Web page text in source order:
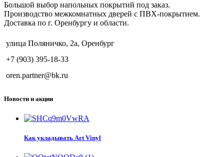
Большой выбор напольных покрытий под заказ.
Производство межкомнатных дверей с ПВХ-покрытием.
Доставка по г. Оренбургу и области.
улица Поляничко, 2а, Оренбург
+7 (903) 395-18-33
oren.partner@bk.ru
Новости и акции
Как укладывать Art Vinyl